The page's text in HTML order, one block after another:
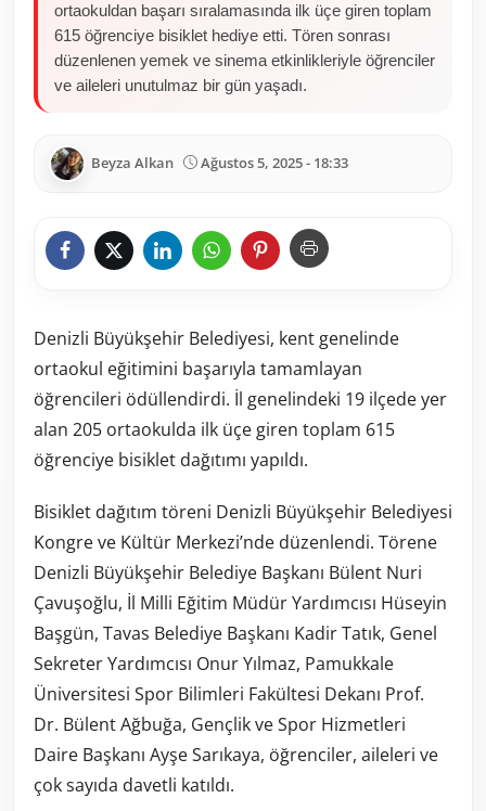
ortaokuldan başarı sıralamasında ilk üçe giren toplam
615 öğrenciye bisiklet hediye etti. Tören sonrası
düzenlenen yemek ve sinema etkinlikleriyle öğrenciler
ve aileleri unutulmaz bir gün yaşadı.
Beyza Alkan Ağustos 5, 2025 - 18:33
Denizli Büyükşehir Belediyesi, kent genelinde
ortaokul eğitimini başarıyla tamamlayan
öğrencileri ödüllendirdi. İl genelindeki 19 ilçede yer
alan 205 ortaokulda ilk üçe giren toplam 615
öğrenciye bisiklet dağıtımı yapıldı.
Bisiklet dağıtım töreni Denizli Büyükşehir Belediyesi
Kongre ve Kültür Merkezi’nde düzenlendi. Törene
Denizli Büyükşehir Belediye Başkanı Bülent Nuri
Çavuşoğlu, İl Milli Eğitim Müdür Yardımcısı Hüseyin
Başgün, Tavas Belediye Başkanı Kadir Tatık, Genel
Sekreter Yardımcısı Onur Yılmaz, Pamukkale
Üniversitesi Spor Bilimleri Fakültesi Dekanı Prof.
Dr. Bülent Ağbuğa, Gençlik ve Spor Hizmetleri
Daire Başkanı Ayşe Sarıkaya, öğrenciler, aileleri ve
çok sayıda davetli katıldı.